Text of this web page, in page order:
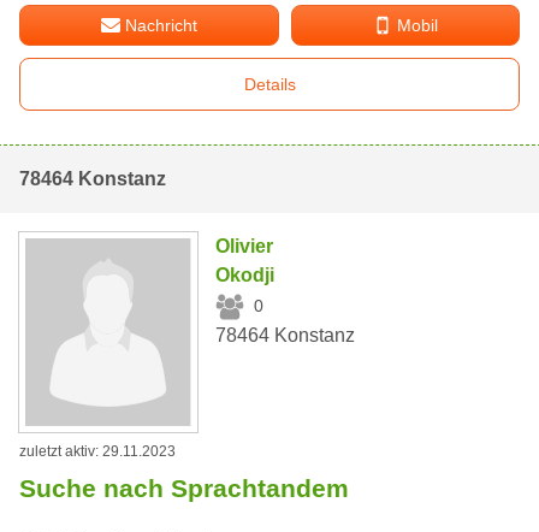
Nachricht Mobil
Details
78464 Konstanz
Olivier
Okodji
0
78464 Konstanz
zuletzt aktiv: 29.11.2023
Suche nach Sprachtandem